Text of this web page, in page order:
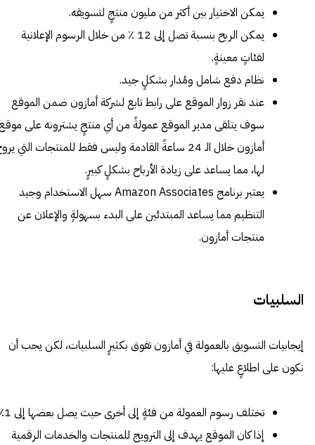
يمكن الاختيار بين أكثر من مليون منتجٍ لتسويقه.
يمكن الربح بنسبة تصل إلى 12 ٪ من خلال الرسوم الإعلانية
لفئاتٍ معينةٍ.
نظام دفع شامل ومُدار بشكلٍ جيد.
عند نقر زوار الموقع على رابط تابع لشركة أمازون ضمن الموقع
سوف يتلقى مدير الموقع عمولةً من أي منتجٍ يشترونه على
أمازون خلال الـ 24 ساعةً القادمة وليس فقط للمنتجات التي
لها، مما يساعد على زيادة الأرباح بشكلٍ كبيرٍ.
يعتبر برنامج Amazon Associates سهل الاستخدام وجيد
التنظيم مما يساعد المبتدئين على البدء بسهولةٍ والإعلان عن
منتجات أمازون.
السلبيات
إيجابيات التسويق بالعمولة في أمازون تفوق بكثيرٍ السلبيات، لكن يجب أن
نكون على اطلاعٍ عليها:
تختلف رسوم العمولة من فئةٍ إلى أخرى حيث يصل بعضها إلى 1٪.
إذا كان الموقع يهدف إلى الترويج للمنتجات والخدمات الرقمية